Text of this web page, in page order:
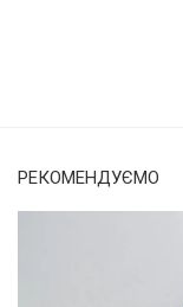
РЕКОМЕНДУЄМО